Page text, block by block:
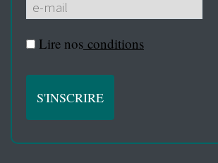
Lire nos conditions